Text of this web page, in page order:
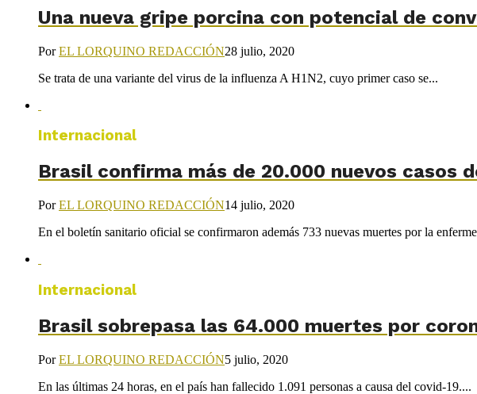
Una nueva gripe porcina con potencial de
PorEL LORQUINO REDACCIÓN28 julio, 2020
Se trata de una variante del virus de la influenza A H1N2, cuyo primer caso se...
Internacional
Brasil confirma más de 20.000 nuevos casos
PorEL LORQUINO REDACCIÓN14 julio, 2020
En el boletín sanitario oficial se confirmaron además 733 nuevas muertes por la
Internacional
Brasil sobrepasa las 64.000 muertes por
PorEL LORQUINO REDACCIÓN5 julio, 2020
En las últimas 24 horas, en el país han fallecido 1.091 personas a causa del covid-19....